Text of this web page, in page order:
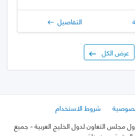
التفاصيل
عرض الكل
شروط الاستخدام
- جميع